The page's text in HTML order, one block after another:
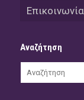
Επικοινωνία
Αναζήτηση